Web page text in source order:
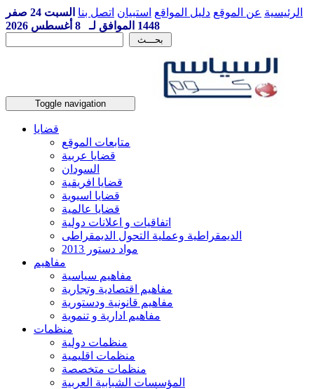
الرئيسية عن الموقع دليل المواقع استبيان اتصل بنا
السبت 24 صفر
1448 الموافق لـ 8 أغسطس 2026
Toggle navigation
قضايا
متابعات الموقع
قضايا عربية
السودان
قضايا افريقية
قضايا اسيوية
قضايا عالمية
اتفاقيات و اعلانات دولية
الديمقراطية وعملية التحول الديمقراطى
مواد دستور 2013
مفاهيم
مفاهيم سياسية
مفاهيم اقتصادية وتجارية
مفاهيم قانونية ودستورية
مفاهيم ادارية و تنموية
منظمات
منظمات دولية
منظمات اقليمية
منظمات متخصصة
المؤسسات الشبابية العربية